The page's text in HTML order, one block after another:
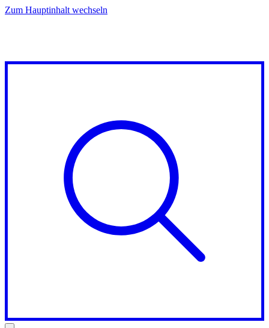
Zum Hauptinhalt wechseln